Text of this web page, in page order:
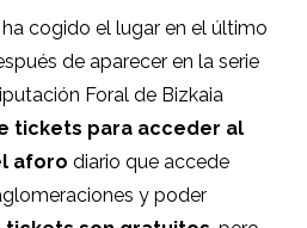
cogido el lugar en el último
de aparecer en la serie
Foral de Bizkaia
tickets para acceder al
aforo diario que accede
y poder